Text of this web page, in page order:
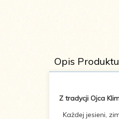
Opis Produktu
Z tradycji Ojca
Każdej jesieni,